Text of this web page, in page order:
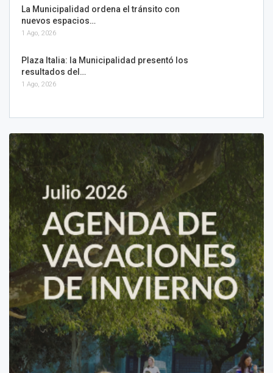
La Municipalidad ordena el tránsito con
nuevos espacios…
1 Ago, 2026
Plaza Italia: la Municipalidad presentó los
resultados del…
1 Ago, 2026